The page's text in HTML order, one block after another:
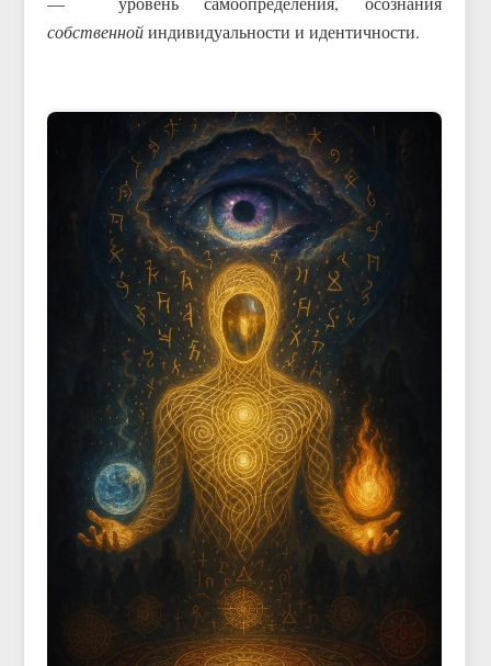
собственнойиндивидуальности и идентичности.